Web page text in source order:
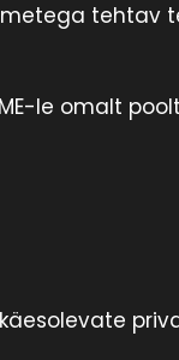
tehtav
le omalt